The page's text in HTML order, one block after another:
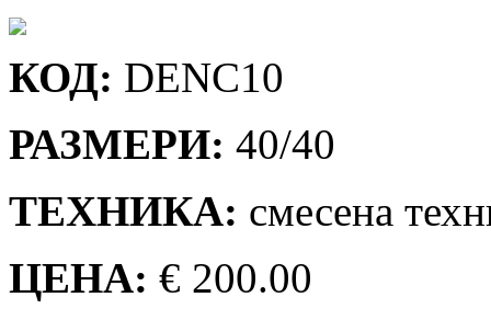
КОД: DENC10
РАЗМЕРИ: 40/40
ТЕХНИКА: смесена
ЦЕНА: € 200.00